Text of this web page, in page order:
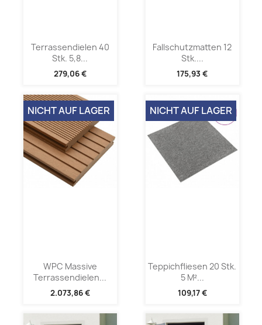
Terrassendielen 40
Stk. 5,8...
279,06 €
Fallschutzmatten 12
Stk....
175,93 €
WPC Massive
Terrassendielen...
2.073,86 €
NICHT AUF LAGER
Teppichfliesen 20 Stk.
5 M²...
109,17 €
NICHT AUF LAGER